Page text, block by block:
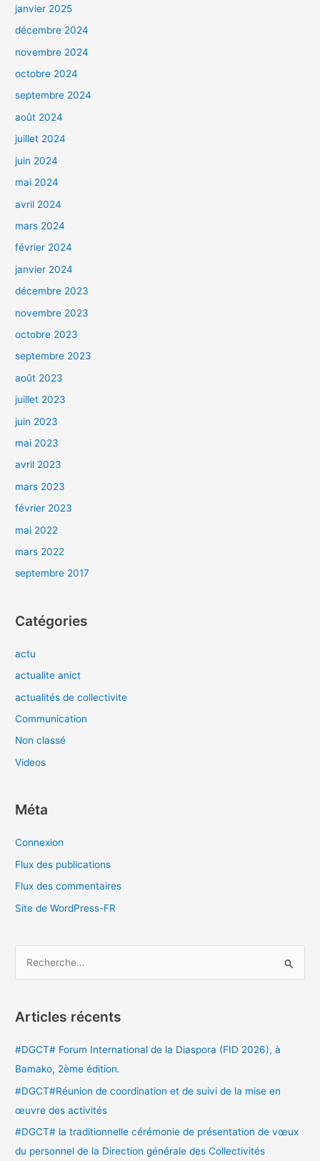
janvier 2025
décembre 2024
novembre 2024
octobre 2024
septembre 2024
août 2024
juillet 2024
juin 2024
mai 2024
avril 2024
mars 2024
février 2024
janvier 2024
décembre 2023
novembre 2023
octobre 2023
septembre 2023
août 2023
juillet 2023
juin 2023
mai 2023
avril 2023
mars 2023
février 2023
mai 2022
mars 2022
septembre 2017
Catégories
actu
actualite anict
actualités de collectivite
Communication
Non classé
Videos
Méta
Connexion
Flux des publications
Flux des commentaires
Site de WordPress-FR
h
r
Articles récents
#DGCT# Forum International de la Diaspora (FID 2026), à
Bamako, 2ème édition.
#DGCT#Réunion de coordination et de suivi de la mise en
œuvre des activités
#DGCT# la traditionnelle cérémonie de présentation de vœux
du personnel de la Direction générale des Collectivités